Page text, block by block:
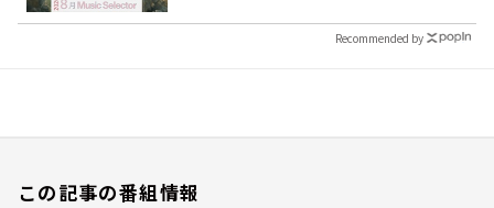
Recommended by
この記事の番組情報